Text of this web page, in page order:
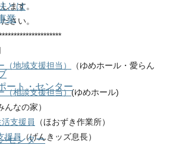
とは
業
ート・センター
センター
ます。
さい。
地域支援担当）
（ゆめホール・愛らん
（相談支援担当）(ゆめホール)
んなの家）
支援員
（ほおずき作業所）
援員 （げんきッズ息長）